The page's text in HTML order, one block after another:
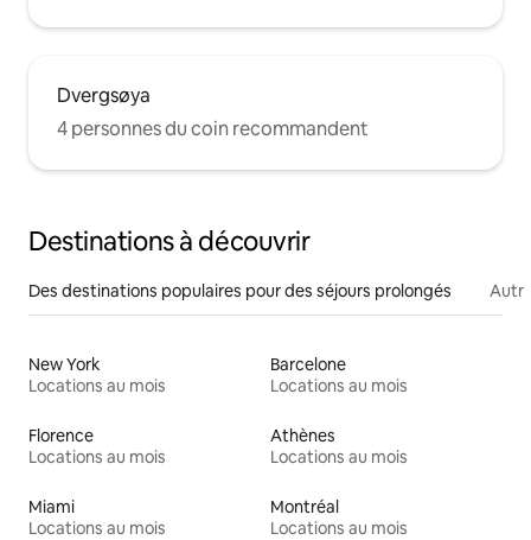
Dvergsøya
4 personnes du coin recommandent
Destinations à découvrir
Des destinations populaires pour des séjours prolongés
New York
Locations au mois
Barcelone
Locations au mois
Florence
Locations au mois
Athènes
Locations au mois
Miami
Locations au mois
Montréal
Locations au mois